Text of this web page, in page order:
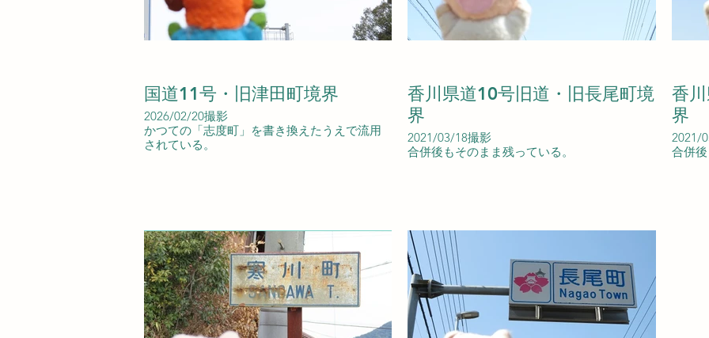
国道11号・旧津田町境界
2026/02/20撮影
かつての「志度町」を書き換えたうえで流用
されている。
香川県道10号旧道・旧長尾町境
界
2021/03/18撮影
合併後もそのまま残っている。
香
界
2021/
合併